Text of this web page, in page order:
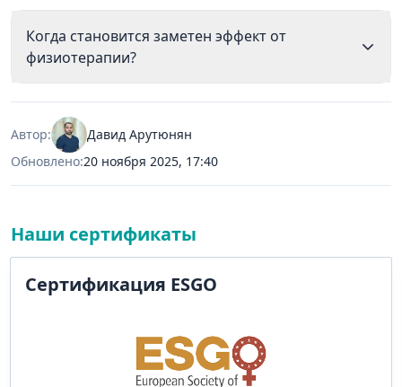
Когда становится заметен эффект от
физиотерапии?
Автор:
Давид Арутюнян
Обновлено:20 ноября 2025, 17:40
Наши сертификаты
Сертификация ESGO